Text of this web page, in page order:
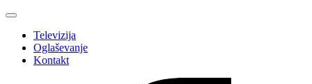
Televizija
Oglaševanje
Kontakt